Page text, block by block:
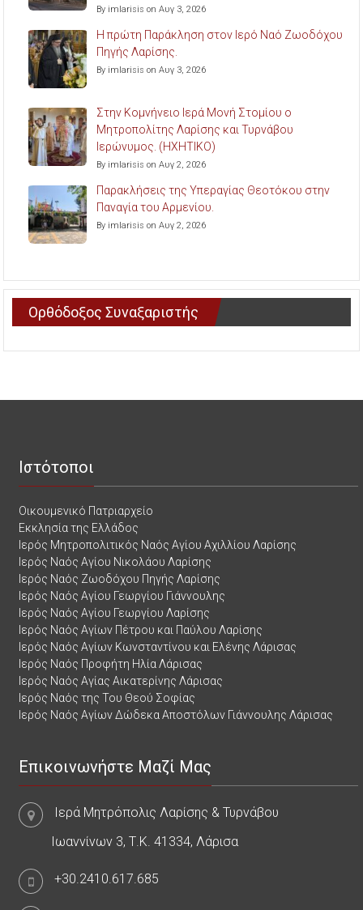
By imlarisis on Αυγ 3, 2026
Η πρώτη Παράκληση στον Ιερό Ναό Ζωοδόχου
Πηγής Λαρίσης.
By imlarisis on Αυγ 3, 2026
Στην Κομνήνειο Ιερά Μονή Στομίου ο
Μητροπολίτης Λαρίσης και Τυρνάβου
Ιερώνυμος. (ΗΧΗΤΙΚΟ)
By imlarisis on Αυγ 2, 2026
Παρακλήσεις της Υπεραγίας Θεοτόκου στην
Παναγία του Αρμενίου.
By imlarisis on Αυγ 2, 2026
Ορθόδοξος Συναξαριστής
Ιστότοποι
Οικουμενικό Πατριαρχείο
Εκκλησία της Ελλάδος
Ιερός Μητροπολιτικός Ναός Αγίου Αχιλλίου Λαρίσης
Ιερός Ναός Αγίου Νικολάου Λαρίσης
Ιερός Ναός Ζωοδόχου Πηγής Λαρίσης
Ιερός Ναός Αγίου Γεωργίου Γιάννουλης
Ιερός Ναός Αγίου Γεωργίου Λαρίσης
Ιερός Ναός Αγίων Πέτρου και Παύλου Λαρίσης
Ιερός Ναός Αγίων Κωνσταντίνου και Ελένης Λάρισας
Ιερός Ναός Προφήτη Ηλία Λάρισας
Ιερός Ναός Αγίας Αικατερίνης Λάρισας
Ιερός Ναός της Του Θεού Σοφίας
Ιερός Ναός Αγίων Δώδεκα Αποστόλων Γιάννουλης Λάρισας
Επικοινωνήστε Μαζί Μας
Ιερά Μητρόπολις Λαρίσης & Τυρνάβου
Ιωαννίνων 3, Τ.Κ. 41334, Λάρισα
+30.2410.617.685